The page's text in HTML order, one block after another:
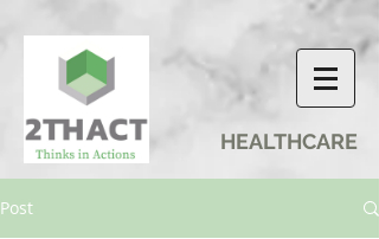
HEALTHCARE
Post